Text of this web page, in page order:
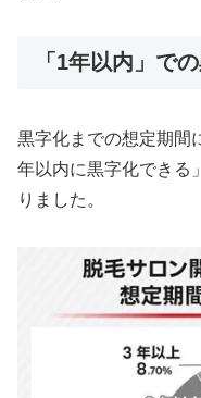
「1年以内」で
黒字化までの想定期間
年以内に黒字化できる
りました。